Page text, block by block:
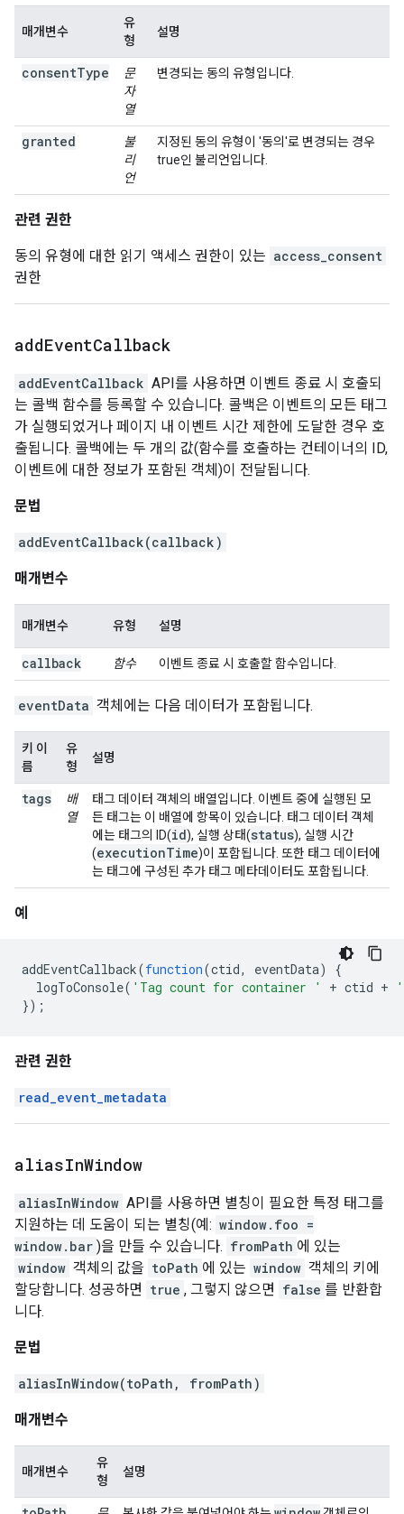
매개변수
유
형
설명
consentType
문
자
열
변경되는 동의 유형입니다.
granted
불
리
언
지정된 동의 유형이 '동의'로 변경되는 경우
true인 불리언입니다.
관련 권한
동의 유형에 대한 읽기 액세스 권한이 있는 access_consent
권한
addEventCallback
addEventCallback API를 사용하면 이벤트 종료 시 호출되
는 콜백 함수를 등록할 수 있습니다. 콜백은 이벤트의 모든 태그
가 실행되었거나 페이지 내 이벤트 시간 제한에 도달한 경우 호
출됩니다. 콜백에는 두 개의 값(함수를 호출하는 컨테이너의 ID,
이벤트에 대한 정보가 포함된 객체)이 전달됩니다.
문법
addEventCallback(callback)
매개변수
매개변수 유형 설명
callback 함수 이벤트 종료 시 호출할 함수입니다.
eventData 객체에는 다음 데이터가 포함됩니다.
키 이
름
유
형
설명
tags
배
열
태그 데이터 객체의 배열입니다. 이벤트 중에 실행된 모
든 태그는 이 배열에 항목이 있습니다. 태그 데이터 객체
에는 태그의 ID(id), 실행 상태(status), 실행 시간
(executionTime)이 포함됩니다. 또한 태그 데이터에
는 태그에 구성된 추가 태그 메타데이터도 포함됩니다.
예
addEventCallback(function(ctid, eventData)
{
logToConsole( 'Tag count for container ' + ctid +
});
관련 권한
read_event_metadata
aliasInWindow
aliasInWindow API를 사용하면 별칭이 필요한 특정 태그를
지원하는 데 도움이 되는 별칭(예: window.foo =
window.bar )을 만들 수 있습니다. fromPath 에 있는
window 객체의 값을 toPath 에 있는 window 객체의 키에
할당합니다. 성공하면 true , 그렇지 않으면 false 를 반환합
니다.
문법
aliasInWindow(toPath, fromPath)
매개변수
매개변수
유
형
설명